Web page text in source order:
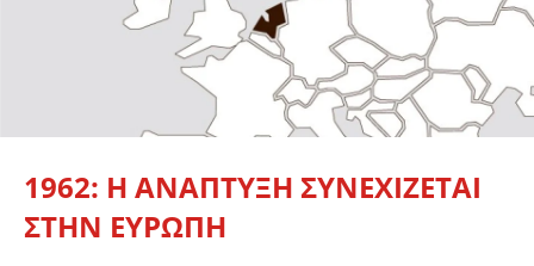
1962: Η ΑΝΑΠΤΥΞΗ ΣΥΝΕΧΙΖΕΤΑΙ
ΣΤΗΝ ΕΥΡΩΠΗ